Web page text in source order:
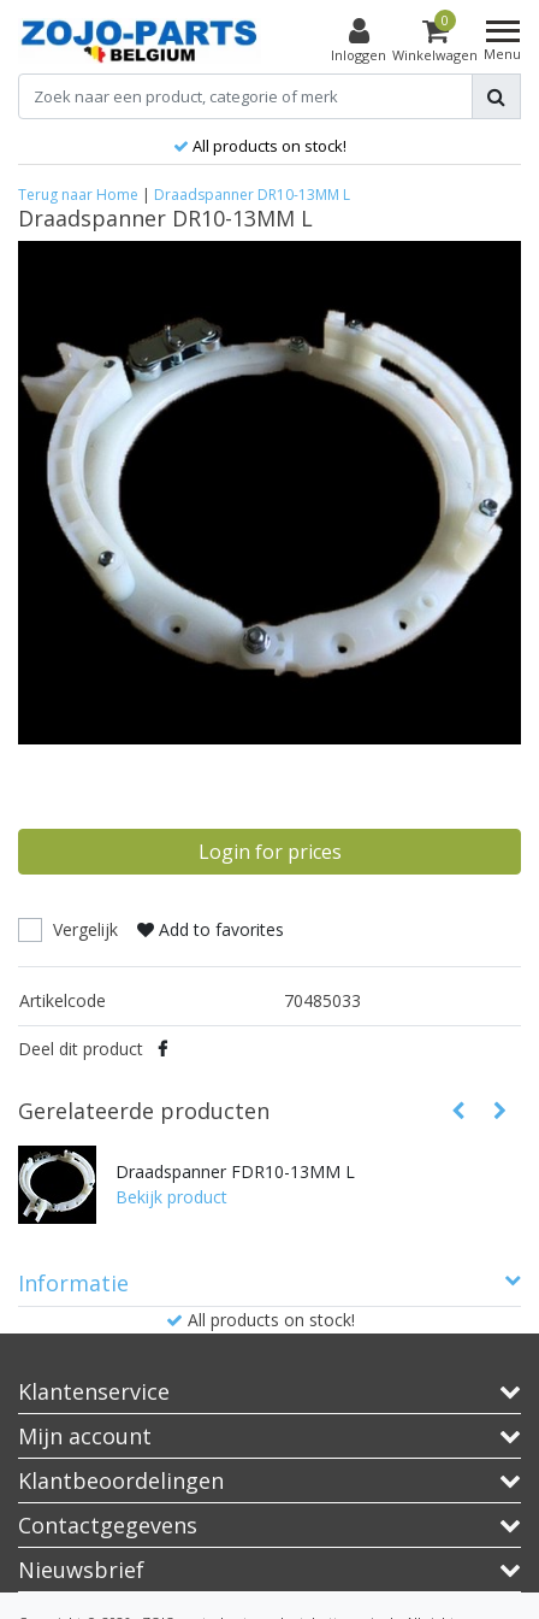
Inloggen
0
Winkelwagen Menu
All products on stock!
Terug naar Home | Draadspanner DR10-13MM L
Draadspanner DR10-13MM L
Login for prices
Vergelijk Add to favorites
Artikelcode 70485033
Deel dit product
Gerelateerde producten
Draadspanner FDR10-13MM L
Bekijk product
Informatie
All products on stock!
Klantenservice
Mijn account
Klantbeoordelingen
Contactgegevens
Nieuwsbrief